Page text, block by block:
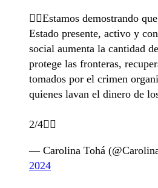
👉🏻Estamos demostrando
Estado presente, activo y
social aumenta la cantidad
protege las fronteras,
tomados por el crimen
quienes lavan el dinero de
2/4👇🏻
— Carolina Tohá
2024